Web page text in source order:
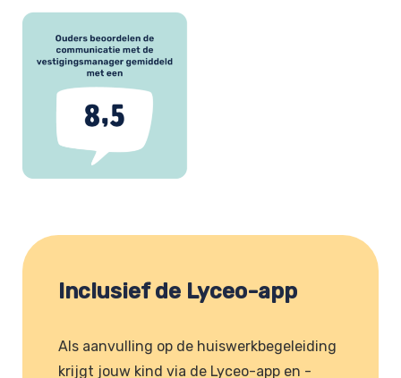
Inclusief de Lyceo-app
Als aanvulling op de huiswerkbegeleiding
krijgt jouw kind via de Lyceo-app en -